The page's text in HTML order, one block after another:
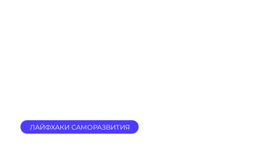
ЛАЙФХАКИ САМОРАЗВИТИЯ